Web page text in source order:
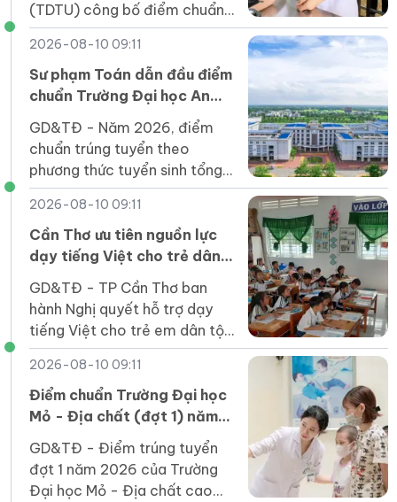
(TDTU) công bố điểm chuẩn
và hướng dẫn thủ tục nhập
học năm 2026.
2026-08-10 09:11
Sư phạm Toán dẫn đầu điểm
chuẩn Trường Đại học An
GD&TĐ - Năm 2026, điểm
chuẩn trúng tuyển theo
phương thức tuyển sinh tổng
hợp của Trường Đại học An
Giang dao động từ 50 đến
87,98 điểm (thang điểm
100).
2026-08-10 09:11
Cần Thơ ưu tiên nguồn lực
dạy tiếng Việt cho trẻ dân
tộc trước khi vào lớp 1
GD&TĐ - TP Cần Thơ ban
hành Nghị quyết hỗ trợ dạy
tiếng Việt cho trẻ em dân tộc
thiểu số trước khi lớp 1.
2026-08-10 09:11
Điểm chuẩn Trường Đại học
Mỏ - Địa chất (đợt 1) năm
GD&TĐ - Điểm trúng tuyển
đợt 1 năm 2026 của Trường
Đại học Mỏ - Địa chất cao